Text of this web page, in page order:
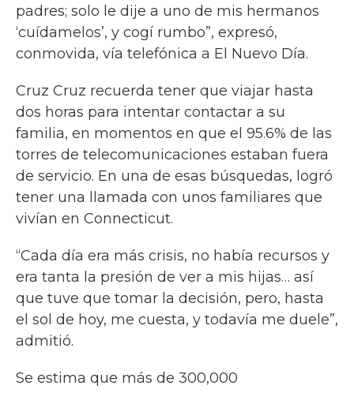
padres; solo le dije a uno de mis hermanos
‘cuídamelos’, y cogí rumbo”, expresó,
conmovida, vía telefónica a El Nuevo Día.
Cruz Cruz recuerda tener que viajar hasta
dos horas para intentar contactar a su
familia, en momentos en que el 95.6% de las
torres de telecomunicaciones estaban fuera
de servicio. En una de esas búsquedas, logró
tener una llamada con unos familiares que
vivían en Connecticut.
“Cada día era más crisis, no había recursos y
era tanta la presión de ver a mis hijas… así
que tuve que tomar la decisión, pero, hasta
el sol de hoy, me cuesta, y todavía me duele”,
admitió.
Se estima que más de 300,000